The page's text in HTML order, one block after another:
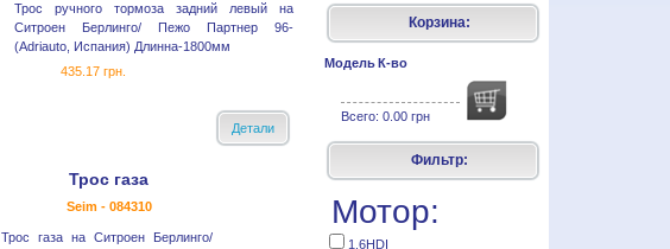
Трос ручного тормоза задний левый на
Ситроен Берлинго/ Пежо Партнер 96-
(Adriauto, Испания) Длинна-1800мм
435.17 грн.
Детали
Трос газа
Seim - 084310
Трос газа на Ситроен Берлинго/
Корзина:
МодельК-во
Всего: 0.00 грн
Фильтр:
Мотор:
1.6HDI